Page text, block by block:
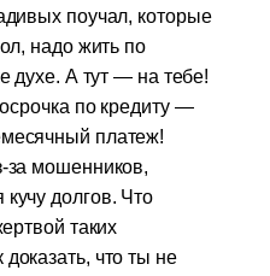
поучал, которые
надо жить по
духе. А тут — на тебе!
по кредиту —
платеж!
за мошенников,
долгов. Что
таких
что ты не